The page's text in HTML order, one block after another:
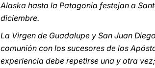
Alaska hasta la Patagonia festejan a
diciembre.
La Virgen de Guadalupe y San Juan
comunión con los sucesores de los
experiencia debe repetirse una y otra